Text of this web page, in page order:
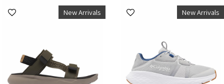
הוספה למועדפים New Arrivals
New Arrivals